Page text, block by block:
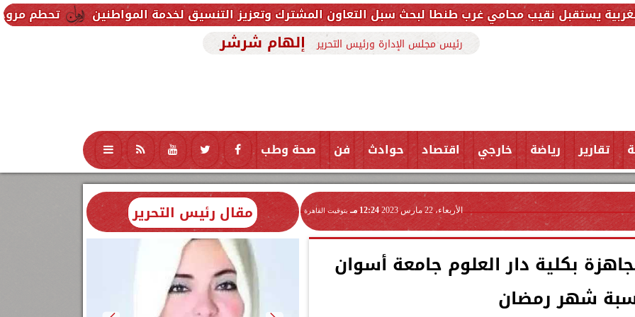
تحطم مروحية أثناء مكافحة محامي غرب طنطا لبحث سبل التعاون المشترك وتعزيز التنسيق لخدمة المواطنين
رئيس مجلس الإدارة ورئيس التحرير إلهام شرشر
تقارير رياضة خارجي اقتصاد حوادث فن صحة وطب تكنولوجيا منوعات محافظات
الأربعاء، 22 مارس 2023 12:24 مـ بتوقيت القاهرة
بكلية دار العلوم جامعة أسوان
شهر رمضان
مقال رئيس التحرير